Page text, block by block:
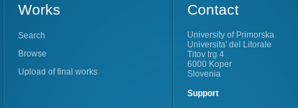
Works
Search
Browse
Upload of final works
Contact
University of Primorska
Universita' del Litorale
Titov trg 4
6000 Koper
Slovenia
Support